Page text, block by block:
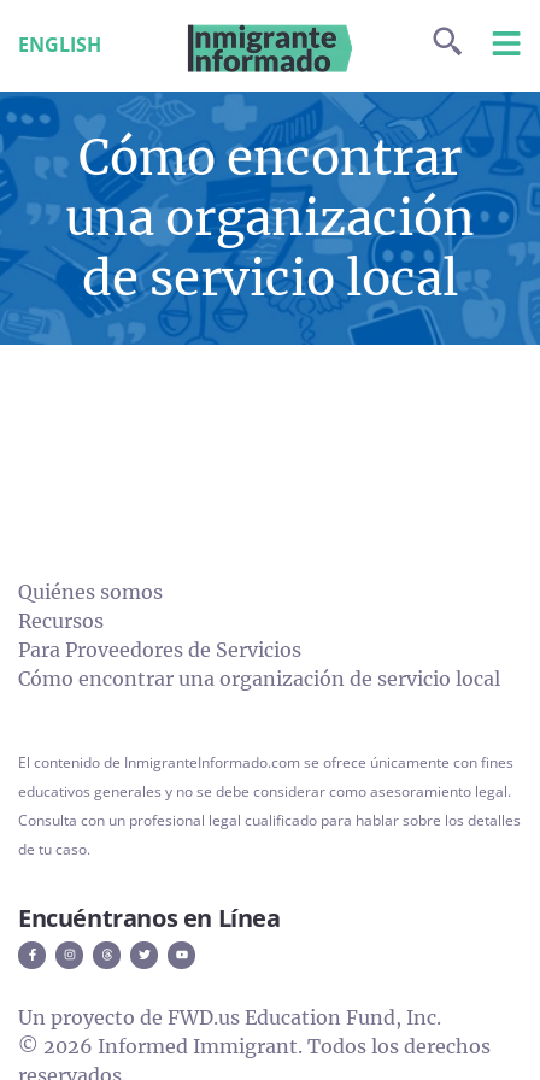
ENGLISH
Cómo encontrar
una organización
de servicio local
Quiénes somos
Recursos
Para Proveedores de Servicios
Cómo encontrar una organización de servicio local
El contenido de InmigranteInformado.com se ofrece únicamente con fines
educativos generales y no se debe considerar como asesoramiento legal.
Consulta con un profesional legal cualificado para hablar sobre los detalles
de tu caso.
Encuéntranos en Línea
Un proyecto de FWD.us Education Fund, Inc.
© 2026 Informed Immigrant. Todos los derechos
reservados.